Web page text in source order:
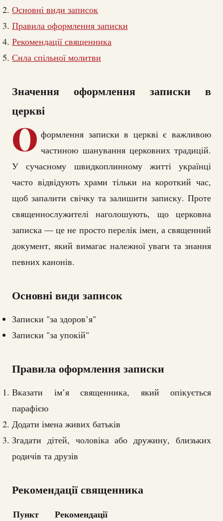
Основні види записок
Правила оформлення записки
Рекомендації священника
Сила спільної молитви
Значення оформлення записки в
церкві
О формлення записки в церкві є важливою
частиною шанування церковних традицій.
У сучасному швидкоплинному житті українці
часто відвідують храми тільки на короткий час,
щоб запалити свічку та залишити записку. Проте
священнослужителі наголошують, що церковна
записка — це не просто перелік імен, а священний
документ, який вимагає належної уваги та знання
певних канонів.
Основні види записок
Записки "за здоров’я"
Записки "за упокій"
Правила оформлення записки
Вказати ім’я священника, який опікується
парафією
Додати імена живих батьків
Згадати дітей, чоловіка або дружину, близьких
родичів та друзів
Рекомендації священника
Пункт Рекомендації